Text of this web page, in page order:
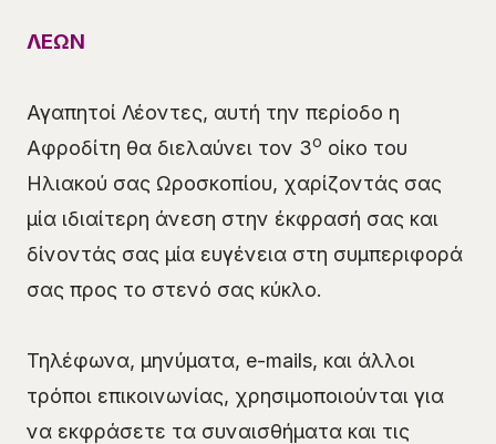
ΛΕΩΝ
Αγαπητοί Λέοντες, αυτή την περίοδο η
Αφροδίτη θα διελαύνει τον 3ο οίκο του
Ηλιακού σας Ωροσκοπίου, χαρίζοντάς σας
μία ιδιαίτερη άνεση στην έκφρασή σας και
δίνοντάς σας μία ευγένεια στη συμπεριφορά
σας προς το στενό σας κύκλο.
Τηλέφωνα, μηνύματα, e-mails, και άλλοι
τρόποι επικοινωνίας, χρησιμοποιούνται για
να εκφράσετε τα συναισθήματα και τις